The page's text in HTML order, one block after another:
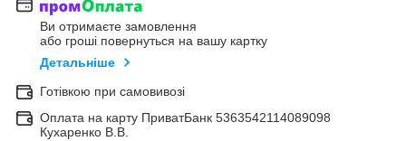
Ви отримаєте замовлення
або гроші повернуться на вашу картку
Детальніше
Готівкою при самовивозі
Оплата на карту ПриватБанк 5363542114089098
Кухаренко В.В.